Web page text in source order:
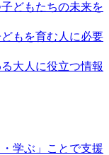
どもたちの未来を
もを育む人に必要
大人に役立つ情報
学ぶ」ことで支援